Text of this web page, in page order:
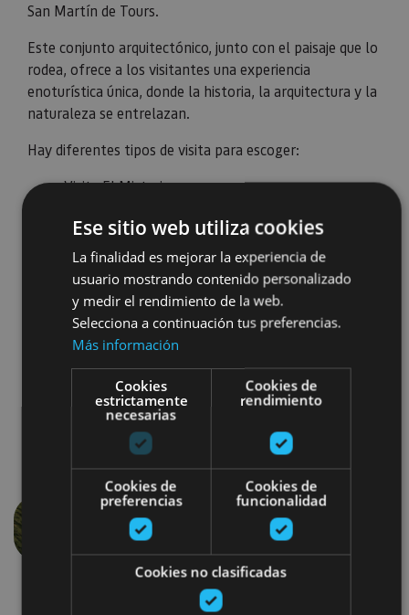
San Martín de Tours.
Este conjunto arquitectónico, junto con el paisaje que lo
rodea, ofrece a los visitantes una experiencia
enoturística única, donde la historia, la arquitectura y la
naturaleza se entrelazan.
Hay diferentes tipos de visita para escoger:
Visita El Misterio
Visita El Misterio + cata de gama completa
Visita El Misterio + experiencia enogastronómica
Visita El Misterio + alojamiento
¡Elige la que más te llame la atención y a disfrutar!
Ese sitio web utiliza cookies
La finalidad es mejorar la experiencia de
usuario mostrando contenido personalizado
y medir el rendimiento de la web.
Selecciona a continuación tus preferencias.
Más información
Cookies
estrictamente
necesarias
Cookies de
rendimiento
Cookies de
preferencias
Cookies de
funcionalidad
Cookies no clasificadas